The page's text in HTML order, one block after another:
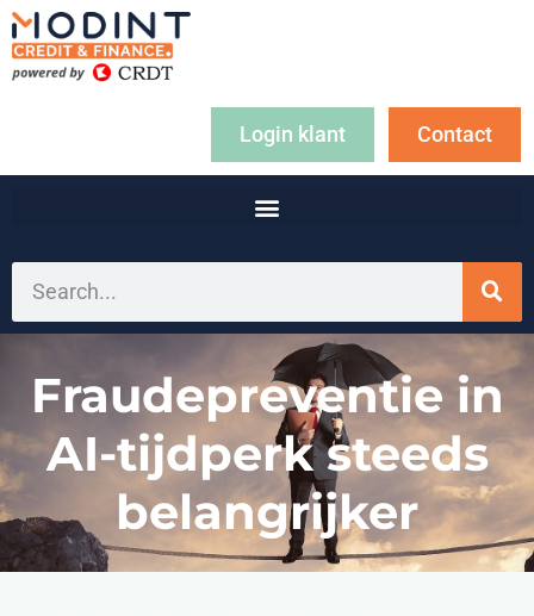
Login klant Contact
Fraudepreventie in
AI-tijdperk steeds
belangrijker